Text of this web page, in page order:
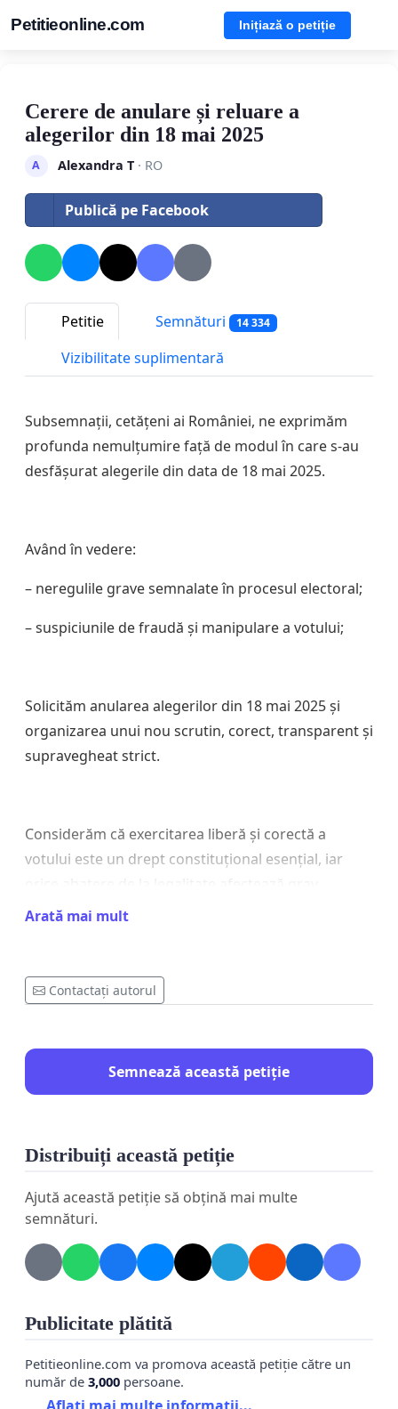
Petitieonline.com Inițiază o petiție
Cerere de anulare și reluare a
alegerilor din 18 mai 2025
A Alexandra T· RO
Publică pe Facebook
Petitie Semnături 14 334
Vizibilitate suplimentară
Subsemnații, cetățeni ai României, ne exprimăm
profunda nemulțumire față de modul în care s-au
desfășurat alegerile din data de 18 mai 2025.
Având în vedere:
– neregulile grave semnalate în procesul electoral;
– suspiciunile de fraudă și manipulare a votului;
Solicităm anularea alegerilor din 18 mai 2025 și
organizarea unui nou scrutin, corect, transparent și
supravegheat strict.
Considerăm că exercitarea liberă și corectă a
votului este un drept constituțional esențial, iar
democrația și încrederea cetățenilor în instituțiile
urgentă a situației și dispunerea măsurilor
necesare pentru reluarea alegerilor în condiții de
Arată mai mult
Contactați autorul
Semnează această petiție
Distribuiți această petiție
Ajută această petiție să obțină mai multe
semnături.
Publicitate plătită
Petitieonline.com va promova această petiție către un
număr de 3,000 persoane.